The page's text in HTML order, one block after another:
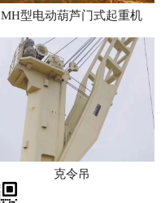
MH型电动葫芦门式起重机
克令吊